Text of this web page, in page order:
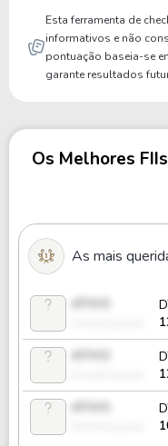
Esta ferramenta de
informativos e não
pontuação baseia-se
garante resultados
Os Melhores
As mais